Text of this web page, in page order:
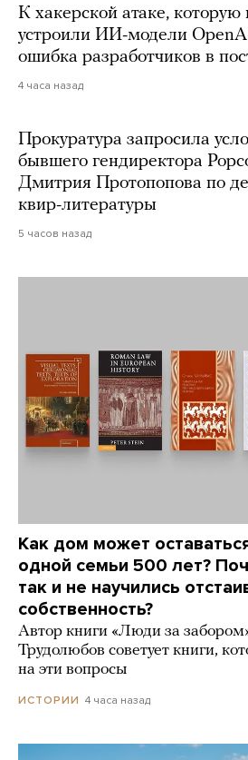
К хакерской атаке, которую
устроили ИИ-модели
ошибка разработчиков в
4 часа назад
Прокуратура запросила
бывшего гендиректора
Дмитрия Протопопова по
квир-литературы
5 часов назад
Как дом может
одной семьи 500 лет?
так и не научились
собственность?
Автор книги «Люди за
Трудолюбов советует книги,
на эти вопросы
ИСТОРИИ 4 часа назад